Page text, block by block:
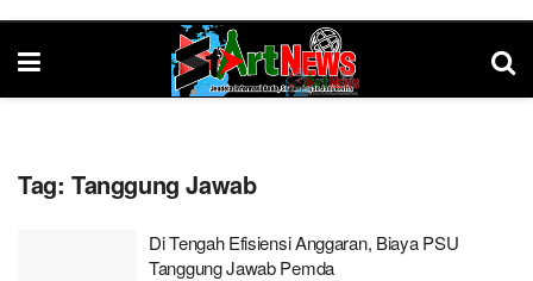
Tag: Tanggung Jawab
Di Tengah Efisiensi Anggaran, Biaya PSU
Tanggung Jawab Pemda